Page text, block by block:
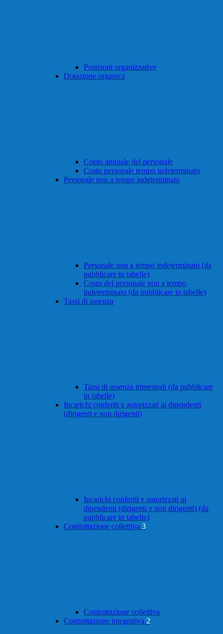
Posizioni organizzative
Dotazione organica
Conto annuale del personale
Costo personale tempo indeterminato
Personale non a tempo indeterminato
Personale non a tempo indeterminato (da
pubblicare in tabelle)
Costo del personale non a tempo
indeterminato (da pubblicare in tabelle)
Tassi di assenza
Tassi di assenza trimestrali (da pubblicare
in tabelle)
Incarichi conferiti e autorizzati ai dipendenti
(dirigenti e non dirigenti)
Incarichi conferiti e autorizzati ai
dipendenti (dirigenti e non dirigenti) (da
pubblicare in tabelle)
Contrattazione collettiva 3
Contrattazione collettiva
Contrattazione integrativa 2